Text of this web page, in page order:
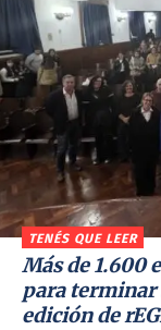
TENÉS QUE LEER
Más de 1.600
para terminar
edición de